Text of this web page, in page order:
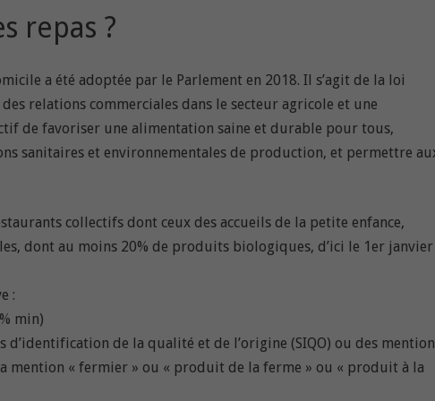
repas ?
a été adoptée par le Parlement en 2018. Il s’agit de la loi
relations commerciales dans le secteur agricole et une
de favoriser une alimentation saine et durable pour tous,
sanitaires et environnementales de production, et permettre
collectifs dont ceux des accueils de la petite enfance,
dont au moins 20% de produits biologiques, d’ici le 1er janvier
:
min)
de la qualité et de l’origine (SIQO) ou des
la mention « fermier » ou « produit de la ferme » ou « produit à la